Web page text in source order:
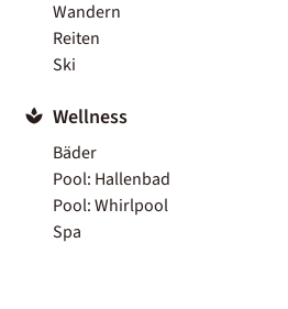
Wandern
Reiten
Ski
Wellness
Bäder
Pool: Hallenbad
Pool: Whirlpool
Spa